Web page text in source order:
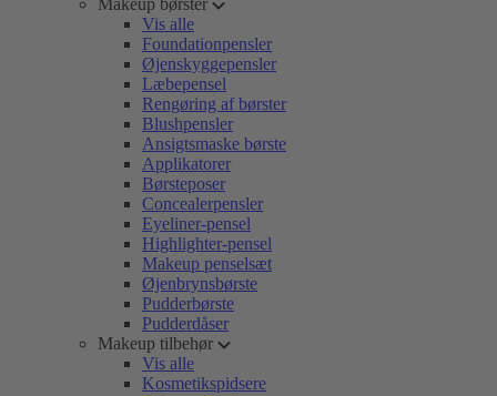
Makeup børster
Vis alle
Foundationpensler
Øjenskyggepensler
Læbepensel
Rengøring af børster
Blushpensler
Ansigtsmaske børste
Applikatorer
Børsteposer
Concealerpensler
Eyeliner-pensel
Highlighter-pensel
Makeup penselsæt
Øjenbrynsbørste
Pudderbørste
Pudderdåser
Makeup tilbehør
Vis alle
Kosmetikspidsere